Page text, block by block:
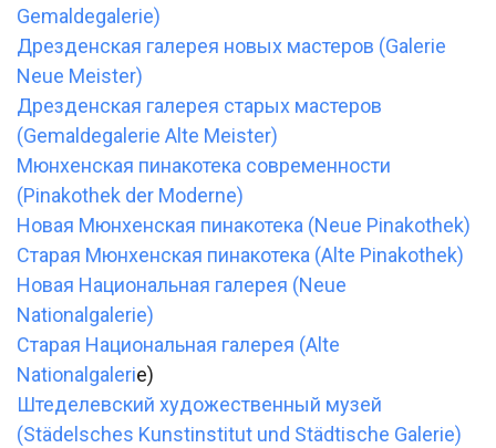
Gemaldegalerie)
Дрезденская галерея новых мастеров (Galerie
Neue Meister)
Дрезденская галерея старых мастеров
(Gemaldegalerie Alte Meister)
Мюнхенская пинакотека современности
(Pinakothek der Moderne)
Новая Мюнхенская пинакотека (Neue Pinakothek)
Старая Мюнхенская пинакотека (Alte Pinakothek)
Новая Национальная галерея (Neue
Nationalgalerie)
Старая Национальная галерея (Alte
Nationalgalerie)
Штеделевский художественный музей
(Städelsches Kunstinstitut und Städtische Galerie)